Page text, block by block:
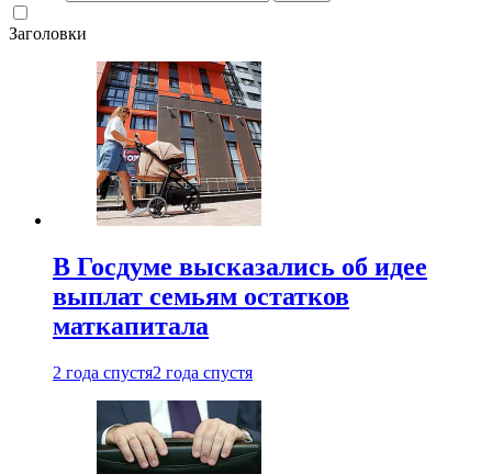
Заголовки
В Госдуме высказались об идее
выплат семьям остатков
маткапитала
2 года спустя2 года спустя